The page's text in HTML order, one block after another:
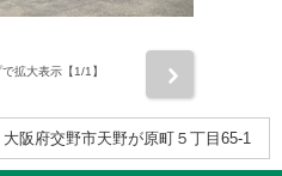
拡大表示【1/1】
大阪府交野市天野が原町５丁目65-1